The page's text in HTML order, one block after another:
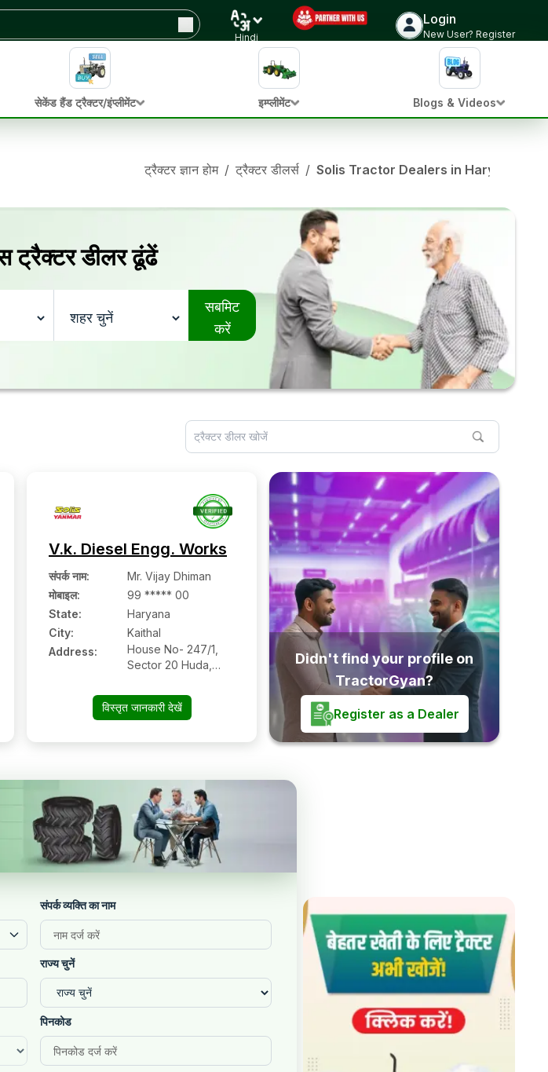
Hindi
Login
New User? Register
सेकेंड हैंड ट्रैक्टर/इंप्लीमेंट इम्प्लीमेंट Blogs & Videos
ट्रैक्टर ज्ञान होम / ट्रैक्टर डीलर्स / Solis Tractor Dealers in Haryana
डीलर ढूंढें
सबमिट
करें
V.k. Diesel Engg. Works
संपर्क नाम:
Mr. Vijay Dhiman
मोबाइल:
99 ***** 00
State:
Haryana
City:
Kaithal
Address:
House No- 247/1,
Sector 20 Huda,
136027
विस्तृत जानकारी देखें
Didn't find your profile on
TractorGyan?
Register as a Dealer
संपर्क व्यक्ति का नाम
राज्य चुनें
पिनकोड